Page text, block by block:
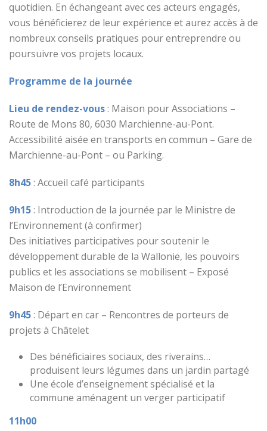
quotidien. En échangeant avec ces acteurs engagés,
vous bénéficierez de leur expérience et aurez accès à de
nombreux conseils pratiques pour entreprendre ou
poursuivre vos projets locaux.
Programme de la journée
Lieu de rendez-vous: Maison pour Associations –
Route de Mons 80, 6030 Marchienne-au-Pont.
Accessibilité aisée en transports en commun – Gare de
Marchienne-au-Pont – ou Parking.
8h45: Accueil café participants
9h15: Introduction de la journée par le Ministre de
l’Environnement (à confirmer)
Des initiatives participatives pour soutenir le
développement durable de la Wallonie, les pouvoirs
publics et les associations se mobilisent – Exposé
Maison de l’Environnement
9h45: Départ en car – Rencontres de porteurs de
projets à Châtelet
Des bénéficiaires sociaux, des riverains…
produisent leurs légumes dans un jardin partagé
Une école d’enseignement spécialisé et la
commune aménagent un verger participatif
11h00